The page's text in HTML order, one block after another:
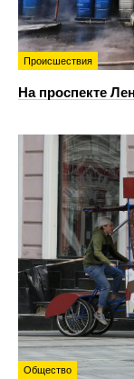
Происшествия
На проспекте
Общество